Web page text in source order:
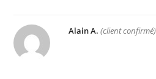
Alain A.(client confirmé)